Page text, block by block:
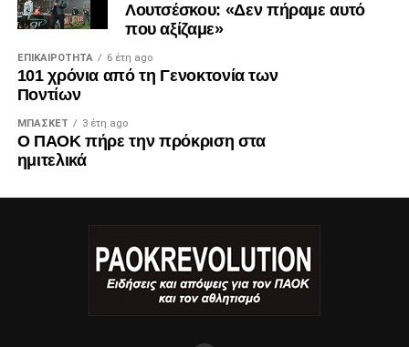
Λουτσέσκου: «Δεν πήραμε αυτό
που αξίζαμε»
ΕΠΙΚΑΙΡΌΤΗΤΑ 6 έτη ago
101 χρόνια από τη Γενοκτονία των
Ποντίων
ΜΠΆΣΚΕΤ 3 έτη ago
Ο ΠΑΟΚ πήρε την πρόκριση στα
ημιτελικά